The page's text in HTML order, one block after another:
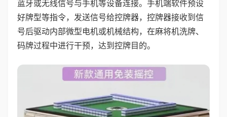
蓝牙或无线信号与手机等设备连接。手机端软件预设
好牌型等指令，发送信号给控牌器，控牌器接收到信
号后驱动内部微型电机或机械结构，在麻将机洗牌、
码牌过程中进行干预，达到控牌目的。